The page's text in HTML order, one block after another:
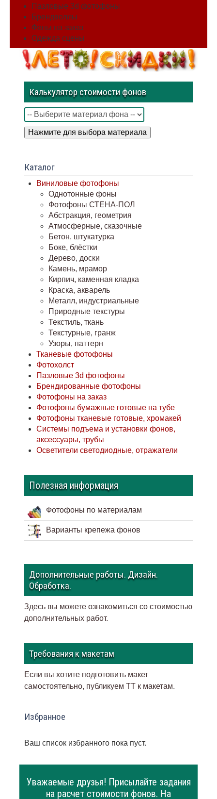
Пазловые 3d фотофоны
Брендволлы
Фоны на заказ
Одежда сцены
Калькулятор стоимости фонов
Нажмите для выбора материала
Каталог
Виниловые фотофоны
Однотонные фоны
Фотофоны СТЕНА-ПОЛ
Абстракция, геометрия
Атмосферные, сказочные
Бетон, штукатурка
Боке, блёстки
Дерево, доски
Камень, мрамор
Кирпич, каменная кладка
Краска, акварель
Металл, индустриальные
Природные текстуры
Текстиль, ткань
Текстурные, гранж
Узоры, паттерн
Тканевые фотофоны
Фотохолст
Пазловые 3d фотофоны
Брендированные фотофоны
Фотофоны на заказ
Фотофоны бумажные готовые на тубе
Фотофоны тканевые готовые, хромакей
Системы подъема и установки фонов,
аксессуары, трубы
Осветители светодиодные, отражатели
Полезная информация
Фотофоны по материалам
Варианты крепежа фонов
Дополнительные работы. Дизайн.
Обработка.
Здесь вы можете ознакомиться со стоимостью
дополнительных работ.
Требования к макетам
Если вы хотите подготовить макет
самостоятельно, публикуем ТТ к макетам.
Избранное
Ваш список избранного пока пуст.
Уважаемые друзья! Присылайте задания
на расчет стоимости фонов. На